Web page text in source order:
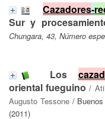
Cazadores-
Sur y
Chungara, 43, Número
Los
oriental fueguino /
Augusto Tessone/ Buenos
(2011)